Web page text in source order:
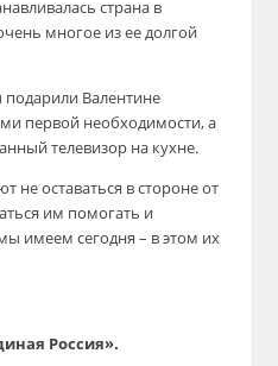
страна в
многое из ее долгой
подарили Валентине
первой необходимости, а
телевизор на кухне.
не оставаться в стороне от
им помогать и
имеем сегодня – в этом их
Россия».